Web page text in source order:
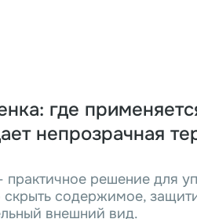
где
непрозрачная
решение для
содержимое,
внешний вид.